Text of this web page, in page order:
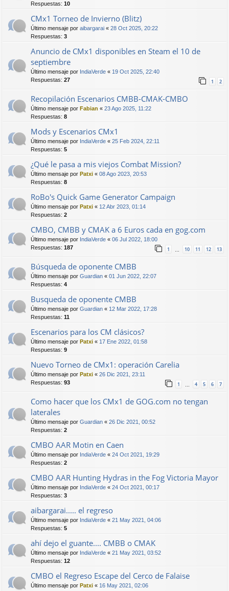
Respuestas: 10
CMx1 Torneo de Invierno (Blitz)
Último mensaje por aibargarai « 28 Oct 2025, 20:22
Respuestas: 3
Anuncio de CMx1 disponibles en Steam el 10 de
septiembre
Último mensaje por IndiaVerde « 19 Oct 2025, 22:40
Respuestas: 27 1 2
Recopilación Escenarios CMBB-CMAK-CMBO
Último mensaje por Fabian « 23 Ago 2025, 11:22
Respuestas: 8
Mods y Escenarios CMx1
Último mensaje por IndiaVerde « 25 Feb 2024, 22:11
Respuestas: 5
¿Qué le pasa a mis viejos Combat Mission?
Último mensaje por Patxi « 08 Ago 2023, 20:53
Respuestas: 8
RoBo's Quick Game Generator Campaign
Último mensaje por Patxi « 12 Abr 2023, 01:14
Respuestas: 2
CMBO, CMBB y CMAK a 6 Euros cada en gog.com
Último mensaje por IndiaVerde « 06 Jul 2022, 18:00
Respuestas: 187 1 … 10 11 12 13
Búsqueda de oponente CMBB
Último mensaje por Guardian « 01 Jun 2022, 22:07
Respuestas: 4
Busqueda de oponente CMBB
Último mensaje por Guardian « 12 Mar 2022, 17:28
Respuestas: 11
Escenarios para los CM clásicos?
Último mensaje por Patxi « 17 Ene 2022, 01:58
Respuestas: 9
Nuevo Torneo de CMx1: operación Carelia
Último mensaje por Patxi « 26 Dic 2021, 23:11
Respuestas: 93 1 … 4 5 6 7
Como hacer que los CMx1 de GOG.com no tengan
laterales
Último mensaje por Guardian « 26 Dic 2021, 00:52
Respuestas: 2
CMBO AAR Motin en Caen
Último mensaje por IndiaVerde « 24 Oct 2021, 19:29
Respuestas: 2
CMBO AAR Hunting Hydras in the Fog Victoria Mayor
Último mensaje por IndiaVerde « 24 Oct 2021, 00:17
Respuestas: 3
aibargarai..... el regreso
Último mensaje por IndiaVerde « 21 May 2021, 04:06
Respuestas: 5
ahí dejo el guante.... CMBB o CMAK
Último mensaje por IndiaVerde « 21 May 2021, 03:52
Respuestas: 12
CMBO el Regreso Escape del Cerco de Falaise
Último mensaje por Patxi « 16 May 2021, 02:06